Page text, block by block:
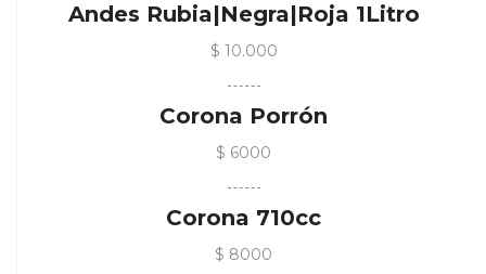
Andes Rubia|Negra|Roja 1Litro
$ 10.000
Corona Porrón
$ 6000
Corona 710cc
$ 8000